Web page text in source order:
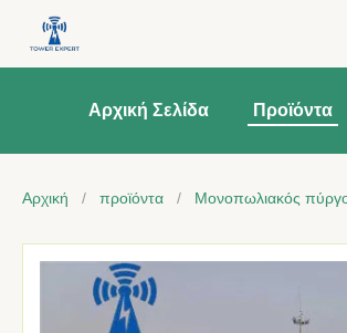
Αρχική Σελίδα Προϊόντα
Αρχική / προϊόντα / Μονοπωλιακός